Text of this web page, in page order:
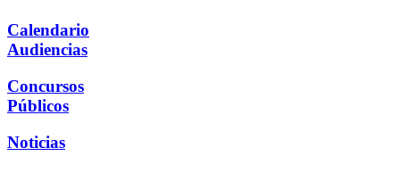
Calendario
Audiencias
Concursos
Públicos
Noticias